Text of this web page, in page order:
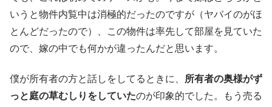
いうと物件内覧中は消極的だったのですが（ヤバイのがほ
とんどだったので）、この物件は率先して部屋を見ていた
ので、嫁の中でも何かが違ったんだと思います。
僕が所有者の方と話しをしてるときに、
所有者の奥様がず
っと庭の草むしりをしていたのが印象的でした。もう売る